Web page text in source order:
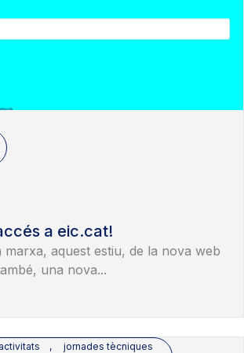
a eic.cat!
marxa, aquest estiu, de la nova web
una nova...
, jornades tècniques